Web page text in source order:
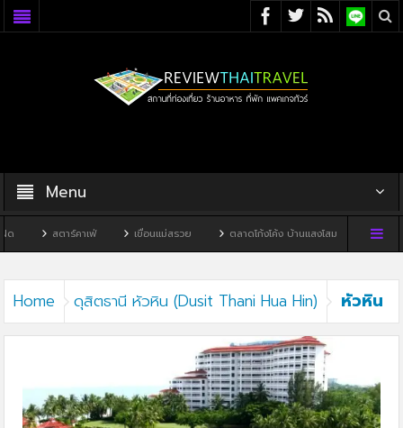
Menu
สตาร์คาเฟ่ เขื่อนแม่สรวย ตลาดโก้งโค้ง บ้านแสงโสม ทิวผาคา
Home ดุสิตธานี หัวหิน (Dusit Thani Hua Hin)
หัวหิน
Dusit Thani Hua Hin